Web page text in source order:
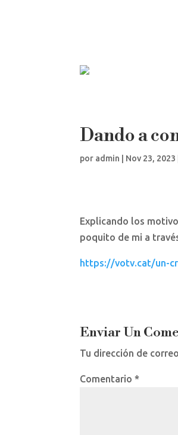
Dando a
por admin | Nov 23, 2023
Explicando los
poquito de mi a
https://votv.cat/un-
Enviar Un
Tu dirección de
Comentario*